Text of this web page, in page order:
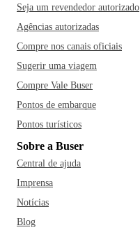
Seja um revendedor autorizado
Agências autorizadas
Compre nos canais oficiais
Sugerir uma viagem
Compre Vale Buser
Pontos de embarque
Pontos turísticos
Sobre a Buser
Central de ajuda
Imprensa
Notícias
Blog